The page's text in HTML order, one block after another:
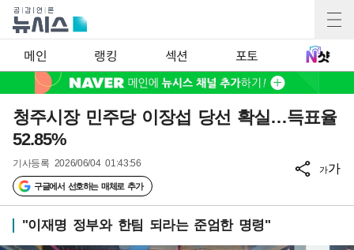
메인 랭킹 섹션 포토
청주시장 민주당 이장섭 당선 확실…득표율
52.85%
기사등록 2026/06/04 01:43:56
구글에서 선호하는 매체로 추가
가가
"이재명 정부와 한팀 되라는 준엄한 명령"